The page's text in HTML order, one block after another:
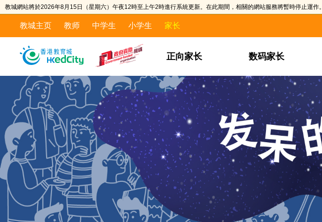
教城網站將於2026年8月15日（星期六）午夜12時至上午2時進行系統更新。在此期間，相關的網站服務將暫時停止運作。
教城主页 教师 中学生 小学生 家长
Skip
content
Skip
content
正向家长 数码家长